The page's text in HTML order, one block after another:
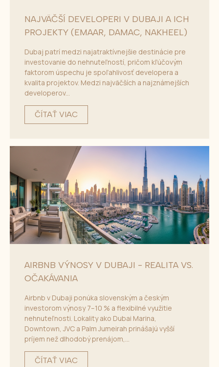
NAJVÄČŠÍ DEVELOPERI V DUBAJI A ICH
PROJEKTY (EMAAR, DAMAC, NAKHEEL)
Dubaj patrí medzi najatraktívnejšie destinácie pre
investovanie do nehnuteľností, pričom kľúčovým
faktorom úspechu je spoľahlivosť developera a
kvalita projektov. Medzi najväčších a najznámejších
developerov...
ČÍTAŤ VIAC
AIRBNB VÝNOSY V DUBAJI - REALITA VS.
OČAKÁVANIA
Airbnb v Dubaji ponúka slovenským a českým
investorom výnosy 7–10 % a flexibilné využitie
nehnuteľnosti. Lokality ako Dubai Marina,
Downtown, JVC a Palm Jumeirah prinášajú vyšší
príjem než dlhodobý prenájom,...
ČÍTAŤ VIAC